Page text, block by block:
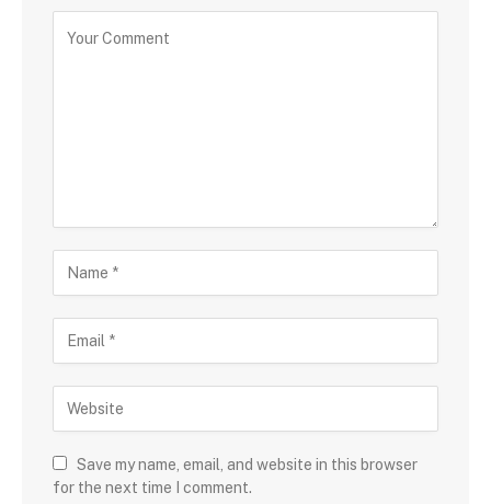
Save my name, email, and website in this browser
for the next time I comment.